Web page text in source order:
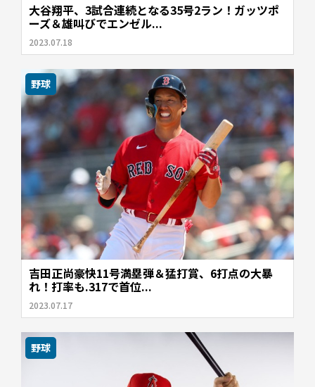
大谷翔平、3試合連続となる35号2ラン！ガッツポ
ーズ＆雄叫びでエンゼル...
2023.07.18
野球
吉田正尚豪快11号満塁弾＆猛打賞、6打点の大暴
れ！打率も.317で首位...
2023.07.17
野球